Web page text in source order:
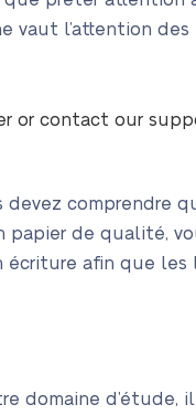
vaut l’attention des
or contact our
comprendre
papier de qualité,
écriture afin que les
domaine d’étude,